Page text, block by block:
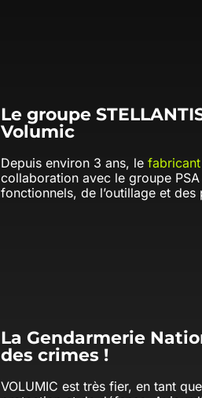
Le groupe
Volumic
Depuis environ 3 ans, le
collaboration avec le groupe
fonctionnels, de l’outillage et des
La Gendarmerie
des crimes !
VOLUMIC est très fier, en tant